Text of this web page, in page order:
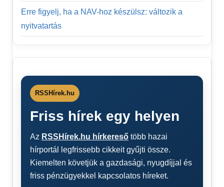
Erre figyelj, ha a NAV-hoz készülsz: változik a
nyitvatartás
RSSHírek.hu
Friss hírek egy helyen
Az RSSHírek.hu hírkereső több hazai
hírportál legfrissebb cikkeit gyűjti össze.
Kiemelten követjük a gazdasági, nyugdíjjal és
friss pénzügyekkel kapcsolatos híreket.